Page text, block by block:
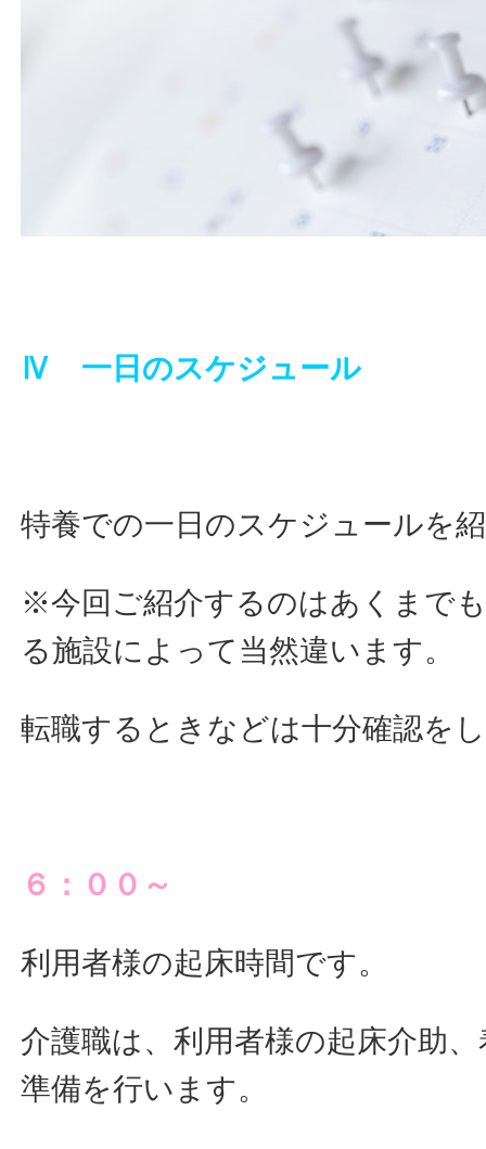
Ⅳ 一日のスケジュール
特養での一日のスケジュールを
※今回ご紹介するのはあくまで
る施設によって当然違います。
転職するときなどは十分確認を
６：００～
利用者様の起床時間です。
介護職は、利用者様の起床介助
準備を行います。